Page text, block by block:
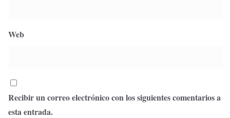
Web
Recibir un correo electrónico con los siguientes comentarios a
esta entrada.